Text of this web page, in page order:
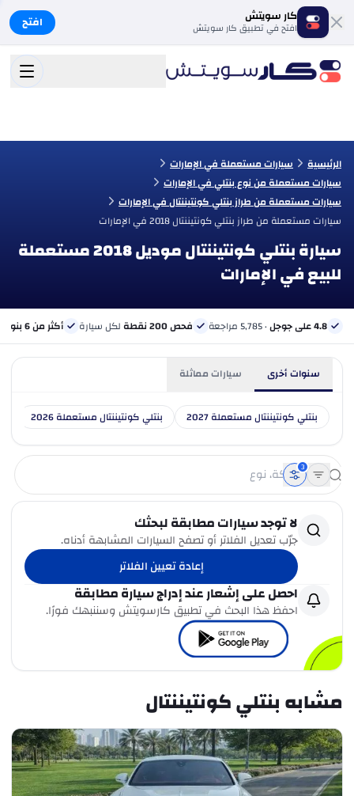
كار سويتش
افتح في تطبيق كار سويتش افتح
الرئيسية
سيارات مستعملة في الإمارات
سيارات مستعملة من نوع بنتلي في الإمارات
سيارات مستعملة من طراز بنتلي كونتيننتال في الإمارات
سيارات مستعملة من طراز بنتلي كونتيننتال 2018 في الإمارات
سيارة بنتلي كونتيننتال موديل 2018 مستعملة
للبيع في الإمارات
4.8 على جوجل · 5,785 مراجعة فحص 200 نقطة لكل سيارة أكثر من 6 بنوك
سنوات أخرى سيارات مماثلة
بنتلي كونتيننتال مستعملة 2027 بنتلي كونتيننتال مستعملة 2026
3
لا توجد سيارات مطابقة لبحثك
جرّب تعديل الفلاتر أو تصفح السيارات المشابهة أدناه.
إعادة تعيين الفلاتر
احصل على إشعار عند إدراج سيارة مطابقة
احفظ هذا البحث في تطبيق كارسويتش وسننبهك فورًا.
مشابه بنتلي كونتيننتال